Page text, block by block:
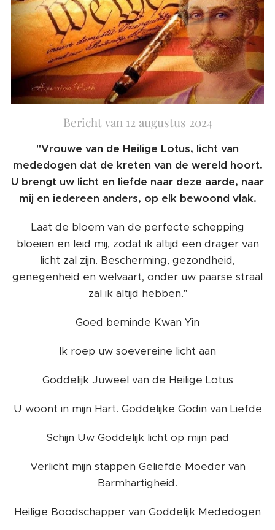
Bericht van 12 augustus 2024
"Vrouwe van de Heilige Lotus, licht van
mededogen dat de kreten van de wereld hoort.
U brengt uw licht en liefde naar deze aarde, naar
mij en iedereen anders, op elk bewoond vlak.
Laat de bloem van de perfecte schepping
bloeien en leid mij, zodat ik altijd een drager van
licht zal zijn. Bescherming, gezondheid,
genegenheid en welvaart, onder uw paarse straal
zal ik altijd hebben."
Goed beminde Kwan Yin
Ik roep uw soevereine licht aan
Goddelijk Juweel van de Heilige Lotus
U woont in mijn Hart. Goddelijke Godin van Liefde
Schijn Uw Goddelijk licht op mijn pad
Verlicht mijn stappen Geliefde Moeder van
Barmhartigheid.
Heilige Boodschapper van Goddelijk Mededogen